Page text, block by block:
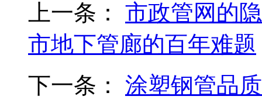
上一条： 市政管网的
市地下管廊的百年难题
下一条： 涂塑钢管品